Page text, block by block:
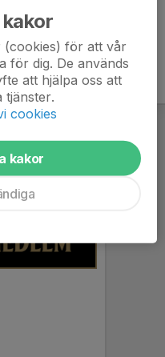
(cookies) för att vår
för dig. De används
att hjälpa oss att
tjänster.
cookies
kakor